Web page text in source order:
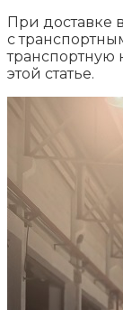
При доставке
с
транспортную
этой статье.